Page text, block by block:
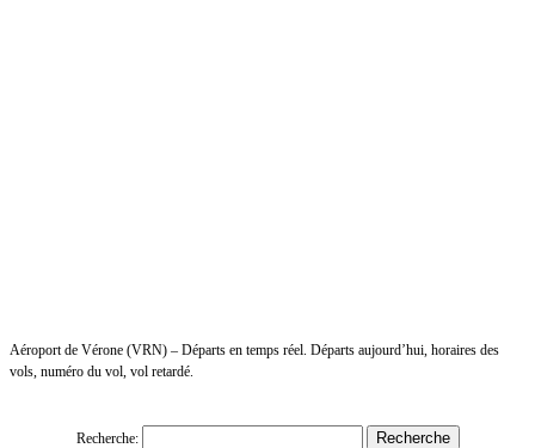
Aéroport de Vérone (VRN) – Départs en temps réel. Départs aujourd’hui, horaires des
vols, numéro du vol, vol retardé.
Recherche: